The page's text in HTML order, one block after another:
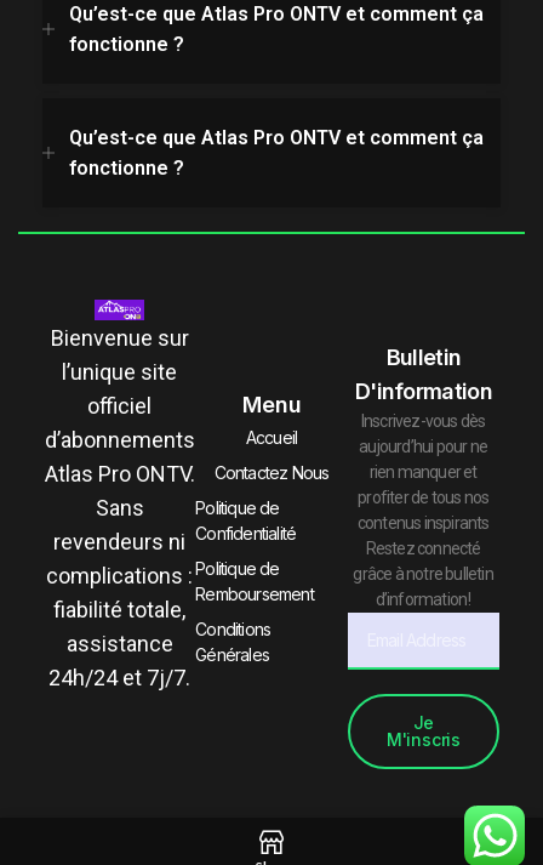
Qu’est-ce que Atlas Pro ONTV et comment ça
fonctionne ?
Qu’est-ce que Atlas Pro ONTV et comment ça
fonctionne ?
Bienvenue sur
l’unique site
officiel
d’abonnements
Atlas Pro ONTV.
Sans
revendeurs ni
complications :
fiabilité totale,
assistance
24h/24 et 7j/7.
Menu
Accueil
Contactez Nous
Politique de
Confidentialité
Politique de
Remboursement
Conditions
Générales
Bulletin
D'information
Inscrivez-vous dès
aujourd’hui pour ne
rien manquer et
profiter de tous nos
contenus inspirants
Restez connecté
grâce à notre bulletin
d’information !
Je
M'inscris